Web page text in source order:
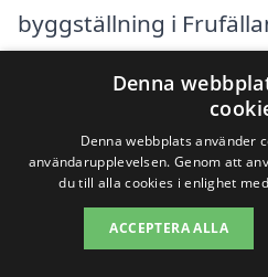
byggställning i
Sammanfattningsvis,
faktorer som
byggställning kan
informerad val. Besök
att enkelt jämföra
Denna
Denna webbplats använder
användarupplevelsen. Genom att
du till alla cookies i enlighet
ACCEPTERA ALLA